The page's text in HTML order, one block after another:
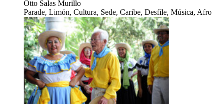
Otto Salas Murillo
Parade, Limón, Cultura, Sede, Caribe, Desfile, Música, Afro